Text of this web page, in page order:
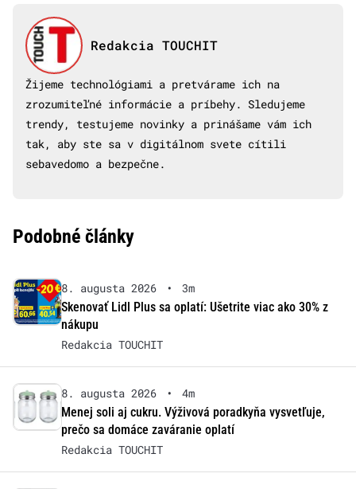
Redakcia TOUCHIT
Žijeme technológiami a pretvárame ich na
zrozumiteľné informácie a príbehy. Sledujeme
trendy, testujeme novinky a prinášame vám ich
tak, aby ste sa v digitálnom svete cítili
sebavedomo a bezpečne.
Podobné články
8. augusta 2026 •
3m
Skenovať Lidl Plus sa oplatí: Ušetrite viac ako 30% z
nákupu
Redakcia TOUCHIT
8. augusta 2026 •
4m
Menej soli aj cukru. Výživová poradkyňa vysvetľuje,
prečo sa domáce zaváranie oplatí
Redakcia TOUCHIT